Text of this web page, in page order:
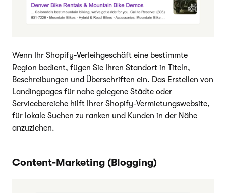
Wenn Ihr Shopify-Verleihgeschäft eine bestimmte
Region bedient, fügen Sie Ihren Standort in Titeln,
Beschreibungen und Überschriften ein. Das Erstellen von
Landingpages für nahe gelegene Städte oder
Servicebereiche hilft Ihrer Shopify-Vermietungswebsite,
für lokale Suchen zu ranken und Kunden in der Nähe
anzuziehen.
Content-Marketing (Blogging)